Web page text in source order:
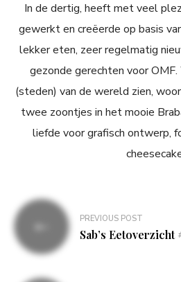
In de dertig, heeft met veel
gewerkt en creëerde op basis
lekker eten, zeer regelmatig
gezonde gerechten voor
(steden) van de wereld zien,
twee zoontjes in het mooie
liefde voor grafisch ontwerp,
Bericht
navigatie
PREVIOUS POST
Sab’s Eetoverzicht